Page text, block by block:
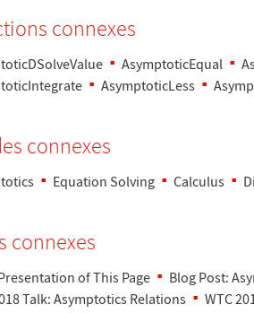
connexes
AsymptoticEqual
AsymptoticLess
connexes
Equation Solving Calculus
connexes
of This Page
Blog Post:
Talk: Asymptotics Relations
WTC